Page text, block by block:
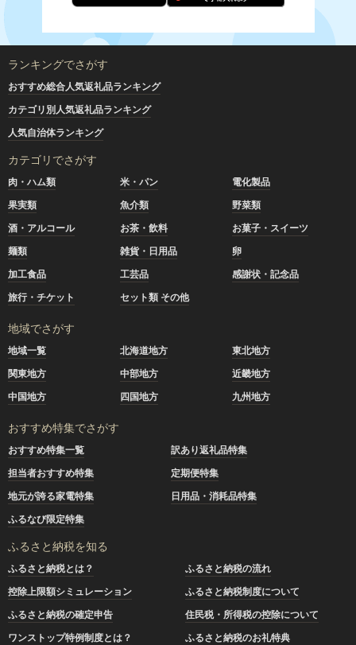
ランキングでさがす
おすすめ総合人気返礼品ランキング
カテゴリ別人気返礼品ランキング
人気自治体ランキング
カテゴリでさがす
肉・ハム類 米・パン
電化製品
果実類
魚介類
野菜類
酒・アルコール
お茶・飲料
お菓子・スイーツ
麺類
雑貨・日用品
卵
加工食品
工芸品
感謝状・記念品
旅行・チケット
セット類 その他
地域でさがす
地域一覧 北海道地方
東北地方
関東地方
中部地方
近畿地方
中国地方
四国地方 九州地方
おすすめ特集でさがす
おすすめ特集一覧
訳あり返礼品特集
担当者おすすめ特集
定期便特集
地元が誇る家電特集
日用品・消耗品特集
ふるなび限定特集
ふるさと納税を知る
ふるさと納税とは？
ふるさと納税の流れ
控除上限額シミュレーション
ふるさと納税制度について
ふるさと納税の確定申告
住民税・所得税の控除について
ワンストップ特例制度とは？
ふるさと納税のお礼特典